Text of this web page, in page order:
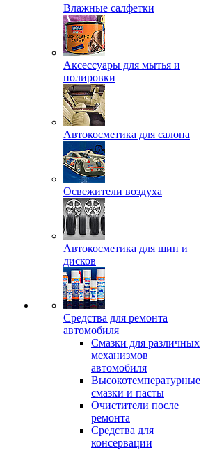
Влажные салфетки
Аксессуары для мытья и
полировки
Автокосметика для салона
Освежители воздуха
Автокосметика для шин и
дисков
Средства для ремонта
автомобиля
Смазки для различных
механизмов
автомобиля
Высокотемпературные
смазки и пасты
Очистители после
ремонта
Средства для
консервации